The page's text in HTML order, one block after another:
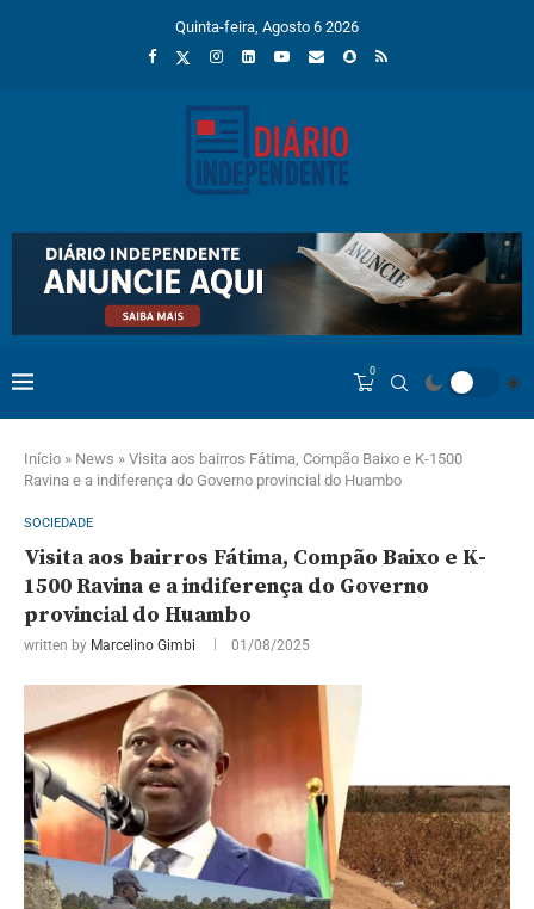
Quinta-feira, Agosto 6 2026
0
Início » News » Visita aos bairros Fátima, Compão Baixo e K-1500
Ravina e a indiferença do Governo provincial do Huambo
SOCIEDADE
Visita aos bairros Fátima, Compão Baixo e K-
1500 Ravina e a indiferença do Governo
provincial do Huambo
written by Marcelino Gimbi 01/08/2025